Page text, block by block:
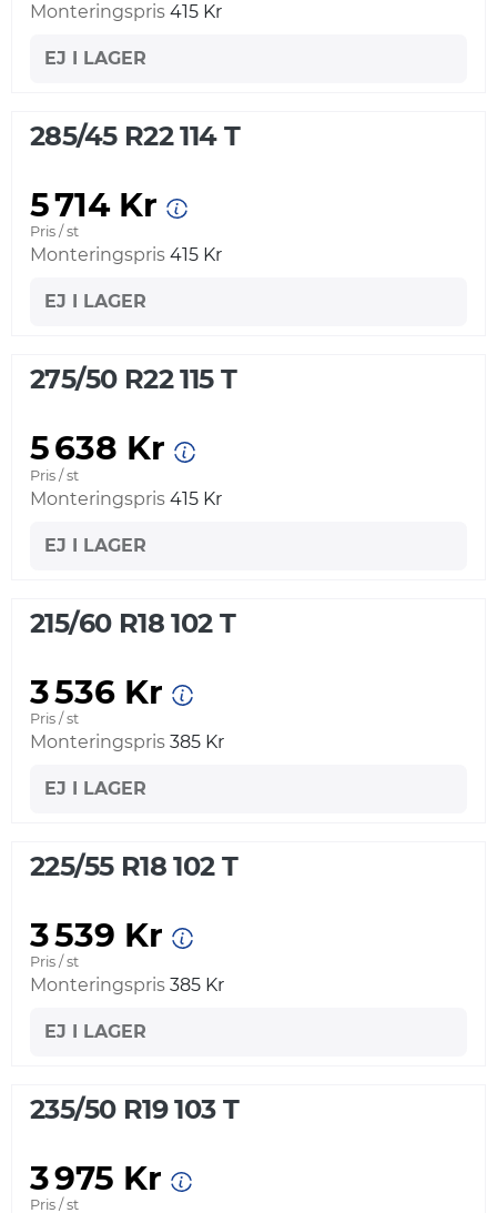
Monteringspris 415 Kr
EJ I LAGER
285/45 R22 114 T
5 714 Kr
Pris / st
Monteringspris 415 Kr
EJ I LAGER
275/50 R22 115 T
5 638 Kr
Pris / st
Monteringspris 415 Kr
EJ I LAGER
215/60 R18 102 T
3 536 Kr
Pris / st
Monteringspris 385 Kr
EJ I LAGER
225/55 R18 102 T
3 539 Kr
Pris / st
Monteringspris 385 Kr
EJ I LAGER
235/50 R19 103 T
3 975 Kr
Pris / st